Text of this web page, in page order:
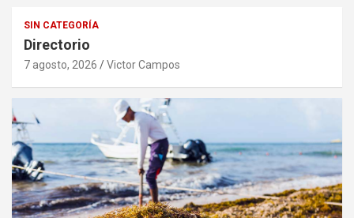
SIN CATEGORÍA
Directorio
7 agosto, 2026 Victor Campos